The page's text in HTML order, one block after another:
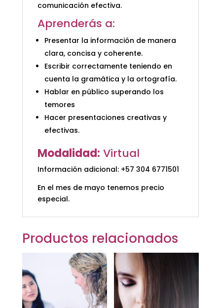
comunicación efectiva.
Aprenderás a:
Presentar la información de manera
clara, concisa y coherente.
Escribir correctamente teniendo en
cuenta la gramática y la ortografía.
Hablar en público superando los
temores
Hacer presentaciones creativas y
efectivas.
Modalidad: Virtual
Información adicional: +57 304 6771501
En el mes de mayo tenemos precio
especial.
Productos relacionados